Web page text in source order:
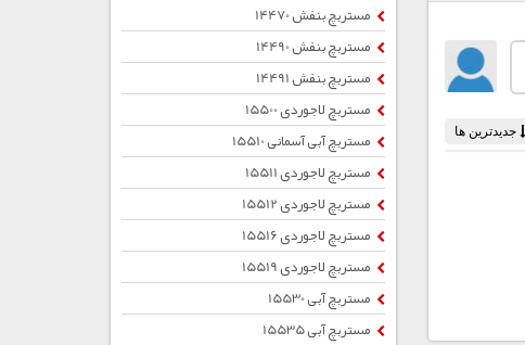
مستربچ بنفش 14470
مستربچ بنفش 14490
مستربچ بنفش 14491
مستربچ لاجوردی 15500
مستربچ آبی آسمانی 15510
مستربچ لاجوردی 15511
مستربچ لاجوردی 15512
مستربچ لاجوردی 15516
مستربچ لاجوردی 15519
مستربچ آبی 15530
مستربچ آبی 15535